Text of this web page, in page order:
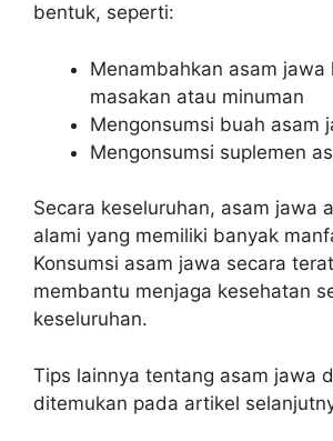
bentuk, seperti:
Menambahkan asam jawa
masakan atau minuman
Mengonsumsi buah asam
Mengonsumsi suplemen
Secara keseluruhan, asam jawa
alami yang memiliki banyak
Konsumsi asam jawa secara
membantu menjaga kesehatan
keseluruhan.
Tips lainnya tentang asam jawa
ditemukan pada artikel